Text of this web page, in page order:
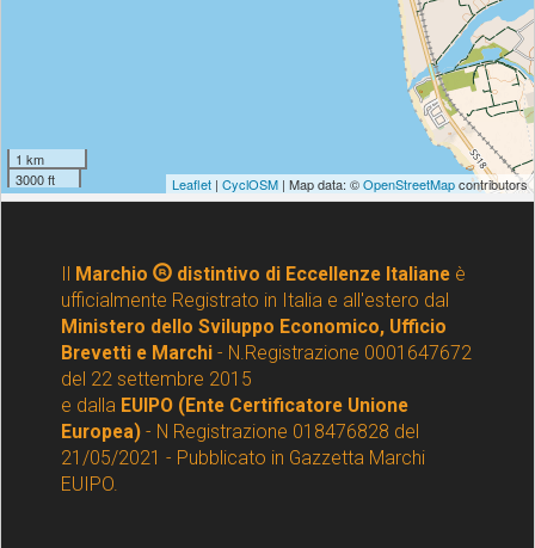
Marchio distintivo di Eccellenze Italianeè
ufficialmente Registrato in Italia e all'estero dal
Ministero dello Sviluppo Economico, Ufficio
Brevetti e Marchi - N.Registrazione 0001647672
del 22 settembre 2015
e dalla EUIPO (Ente Certificatore Unione
Europea) - N Registrazione 018476828 del
21/05/2021 - Pubblicato in Gazzetta Marchi
EUIPO.